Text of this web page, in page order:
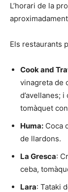
L’horari de la
Els restaurants
Cook and
vinagreta de
d’avellanes;
tomàquet
Huma: Coca
de llardons.
La Gresca:
ceba,
Lara: Tataki